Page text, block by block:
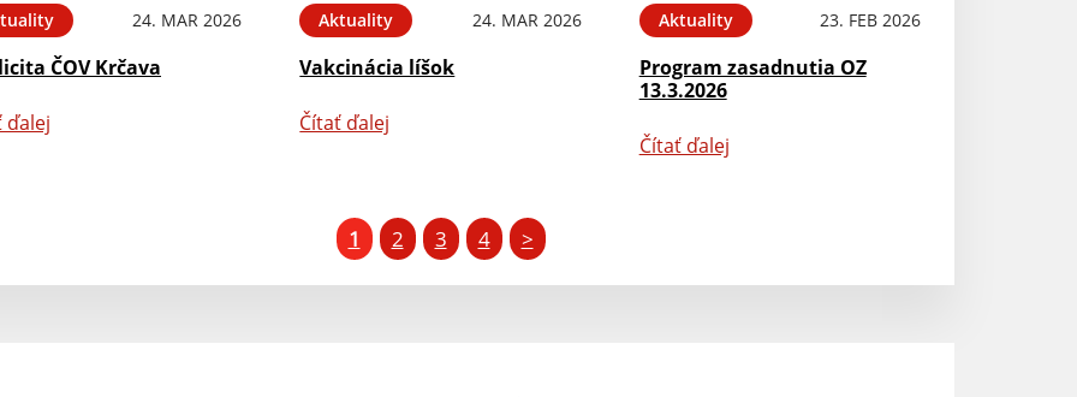
24. MAR 2026
ČOV Krčava
ďalej
Aktuality 24. MAR 2026
Vakcinácia líšok
Čítať ďalej
Aktuality 23. FEB 2026
Program zasadnutia OZ
13.3.2026
Čítať ďalej
1 2 3 4 >